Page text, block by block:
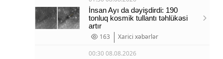
İnsan Ayı da dəyişdirdi: 190
tonluq kosmik tullantı təhlükəsi
artır
163
Xarici xəbərlər
00:30 08.08.2026